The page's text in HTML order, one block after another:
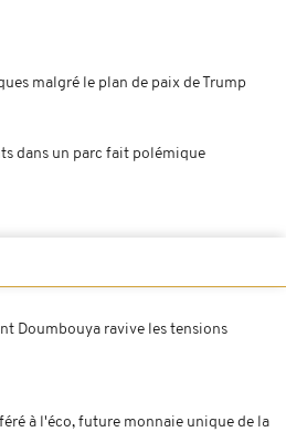
malgré le plan de paix de Trump
dans un parc fait polémique
Doumbouya ravive les tensions
à l'éco, future monnaie unique de la